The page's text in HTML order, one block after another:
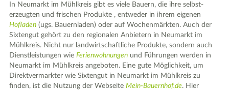
In Neumarkt im Mühlkreis gibt es viele Bauern, die ihre selbst-
erzeugten und frischen Produkte , entweder in ihrem eigenen
Hofladen (ugs. Bauernladen) oder auf Wochenmärkten. Auch der
Sixtengut gehört zu den regionalen Anbietern in Neumarkt im
Mühlkreis. Nicht nur landwirtschaftliche Produkte, sondern auch
Dienstleistungen wieFerienwohnungen und Führungen werden in
Neumarkt im Mühlkreis angeboten. Eine gute Möglichkeit, um
Direktvermarkter wie Sixtengut in Neumarkt im Mühlkreis zu
finden, ist die Nutzung der WebseiteMein-Bauernhof.de. Hier